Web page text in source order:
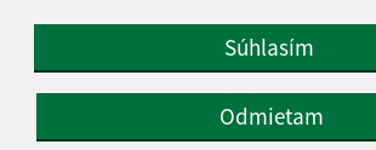
Súhlasím
Odmietam
Informácie o stránke:
Vyhlásenie o prístupnosti
Autorské práva